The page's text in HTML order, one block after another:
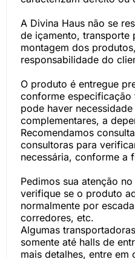
A Divina Haus não se
de içamento, transporte
montagem dos
responsabilidade do
O produto é entregue
conforme especificação
pode haver
complementares, a
Recomendamos
consultoras para
necessária, conforme a
Pedimos sua atenção
verifique se o produto
normalmente por
corredores, etc.
Algumas
somente até halls de
mais detalhes, entre em